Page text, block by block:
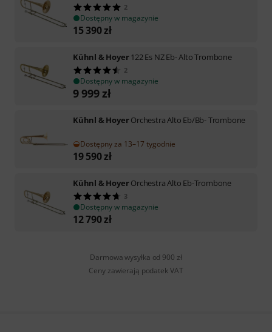
2
Dostępny w magazynie
15 390zł
Kühnl & Hoyer122 Es NZ Eb- Alto Trombone
2
Dostępny w magazynie
9 999zł
Kühnl & HoyerOrchestra Alto Eb/Bb- Trombone
Dostępny za 13–17 tygodnie
19 590zł
Kühnl & HoyerOrchestra Alto Eb-Trombone
3
Dostępny w magazynie
12 790zł
Darmowa wysyłka od 900 zł
Ceny zawierają podatek VAT